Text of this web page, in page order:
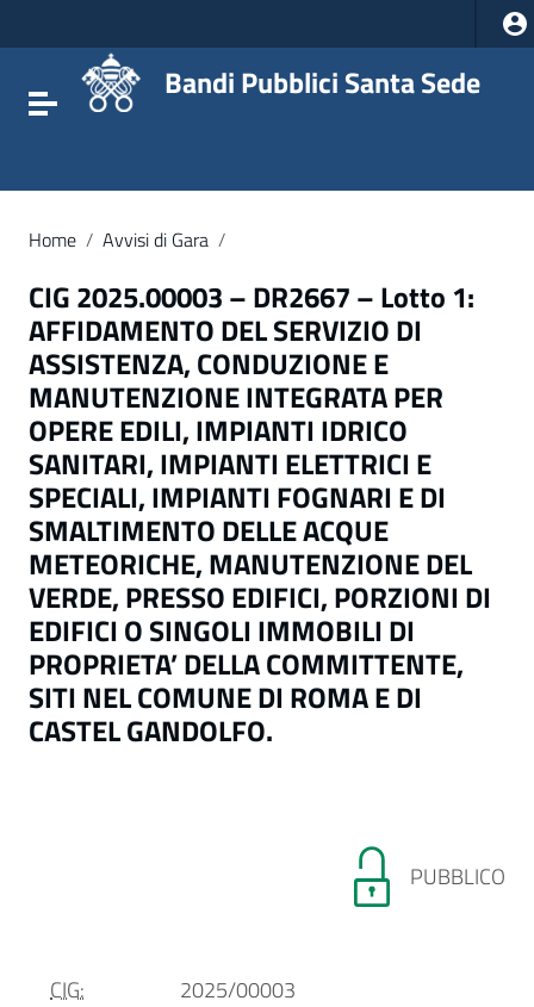
Vai al footer
Attiva / disattiva la navigazione
Bandi Pubblici Santa Sede
Home / Avvisi di Gara /
CIG 2025.00003 – DR2667 – Lotto 1:
AFFIDAMENTO DEL SERVIZIO DI
ASSISTENZA, CONDUZIONE E
MANUTENZIONE INTEGRATA PER
OPERE EDILI, IMPIANTI IDRICO
SANITARI, IMPIANTI ELETTRICI E
SPECIALI, IMPIANTI FOGNARI E DI
SMALTIMENTO DELLE ACQUE
METEORICHE, MANUTENZIONE DEL
VERDE, PRESSO EDIFICI, PORZIONI DI
EDIFICI O SINGOLI IMMOBILI DI
PROPRIETA’ DELLA COMMITTENTE,
SITI NEL COMUNE DI ROMA E DI
CASTEL GANDOLFO.
PUBBLICO
CIG: 2025/00003